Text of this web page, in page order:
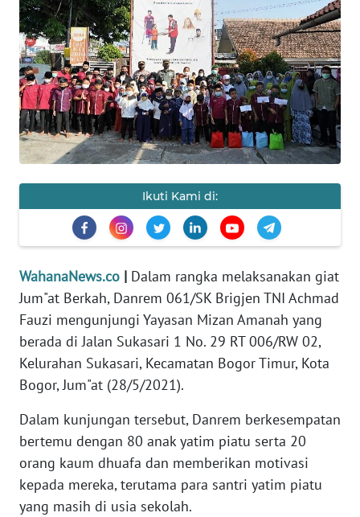
Ikuti Kami di:
WahanaNews.co | Dalam rangka melaksanakan giat
Jum"at Berkah, Danrem 061/SK Brigjen TNI Achmad
Fauzi mengunjungi Yayasan Mizan Amanah yang
berada di Jalan Sukasari 1 No. 29 RT 006/RW 02,
Kelurahan Sukasari, Kecamatan Bogor Timur, Kota
Bogor, Jum"at (28/5/2021).
Dalam kunjungan tersebut, Danrem berkesempatan
bertemu dengan 80 anak yatim piatu serta 20
orang kaum dhuafa dan memberikan motivasi
kepada mereka, terutama para santri yatim piatu
yang masih di usia sekolah.
HUKRIM
PERISTIWA
Informasi
INDEKS
BERITA
KAMI
INFO
IKLAN
KAMI
PEDOMAN
MEDIA
REDAKSI
KARIR